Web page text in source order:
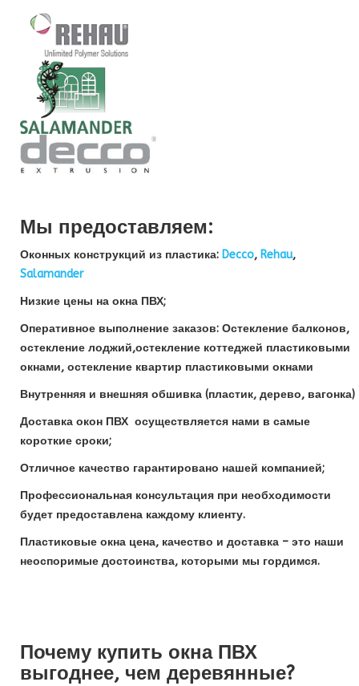
Мы предоставляем:
Оконных конструкций из пластика: Decco, Rehau,
Salamander
Низкие цены на окна ПВХ;
Оперативное выполнение заказов: Остекление балконов,
остекление лоджий,остекление коттеджей пластиковыми
окнами, остекление квартир пластиковыми окнами
Внутренняя и внешняя обшивка (пластик, дерево, вагонка)
Доставка окон ПВХ осуществляется нами в самые
короткие сроки;
Отличное качество гарантировано нашей компанией;
Профессиональная консультация при необходимости
будет предоставлена каждому клиенту.
Пластиковые окна цена, качество и доставка – это наши
неоспоримые достоинства, которыми мы гордимся.
Почему купить окна ПВХ
выгоднее, чем деревянные?